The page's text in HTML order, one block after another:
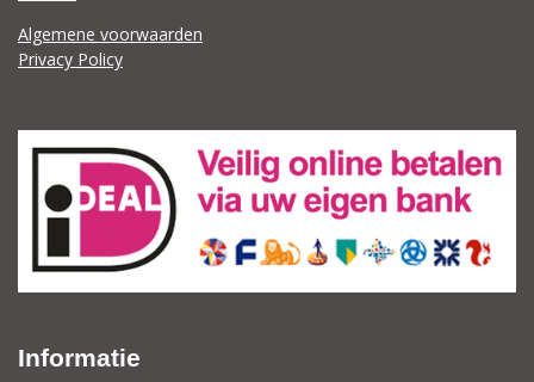
Algemene voorwaarden
Privacy Policy
Informatie